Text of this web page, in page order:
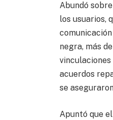
Abundó
los usuarios,
negra, más
acuerdos
se
Apuntó que